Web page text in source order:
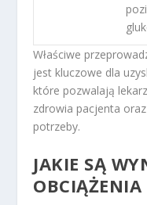
Właściwe
jest kluczowe dla
które pozwalają
zdrowia pacjenta
potrzeby.
JAKIE SĄ